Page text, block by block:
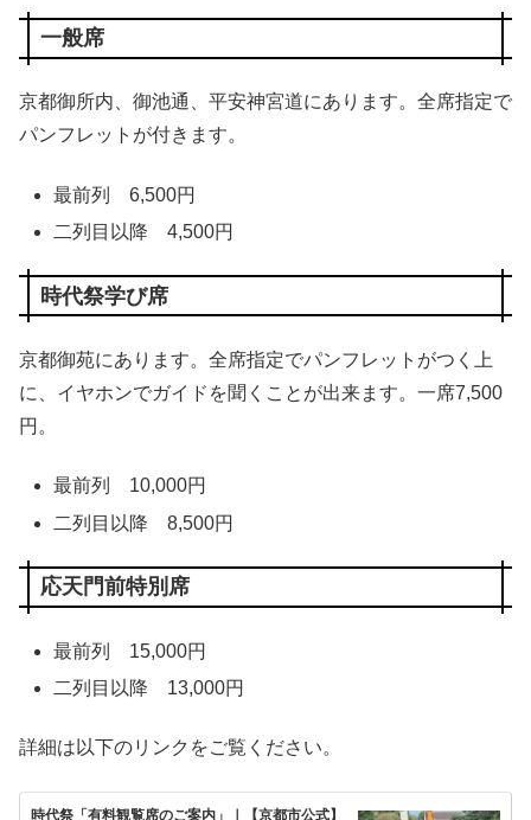
一般席
京都御所内、御池通、平安神宮道にあります。全席指定で
パンフレットが付きます。
最前列 6,500円
二列目以降 4,500円
時代祭学び席
京都御苑にあります。全席指定でパンフレットがつく上
に、イヤホンでガイドを聞くことが出来ます。一席7,500
円。
最前列 10,000円
二列目以降 8,500円
応天門前特別席
最前列 15,000円
二列目以降 13,000円
詳細は以下のリンクをご覧ください。
時代祭「有料観覧席のご案内」｜【京都市公式】